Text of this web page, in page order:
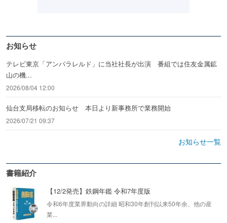
お知らせ
テレビ東京「アンパラレルド」に当社社長が出演 番組では住友金属鉱
山の機...
2026/08/04 12:00
仙台支局移転のお知らせ 本日より新事務所で業務開始
2026/07/21 09:37
お知らせ一覧
書籍紹介
【12/2発売】鉄鋼年鑑 令和7年度版
令和6年度業界動向の詳細 昭和30年創刊以来50年余、他の産
業...